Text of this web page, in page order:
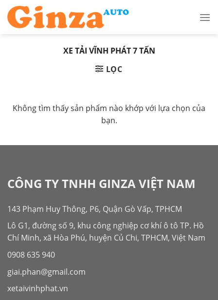
Skip
content
XE TẢI VĨNH PHÁT 7 TẤN
LỌC
Không tìm thấy sản phẩm nào khớp với lựa chọn của
bạn.
CÔNG TY TNHH GINZA VIỆT NAM
143 Phạm Huy Thông, P6, Quận Gò Vấp, TPHCM
Lô G1, đường số 9, khu công nghiệp cơ khí ô tô TP. Hồ
Chí Minh, xã Hòa Phú, huyện Củ Chi, TPHCM, Việt Nam
0908 635 940
giai.phan@gmail.com
xetaivinhphat.vn